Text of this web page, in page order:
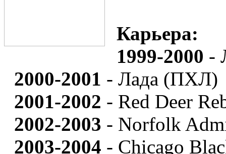
Карьера:
1999-2000 -
2000-2001 - Лада (ПХЛ)
2001-2002 - Red Deer
2002-2003 - Norfolk
2003-2004 - Chicago